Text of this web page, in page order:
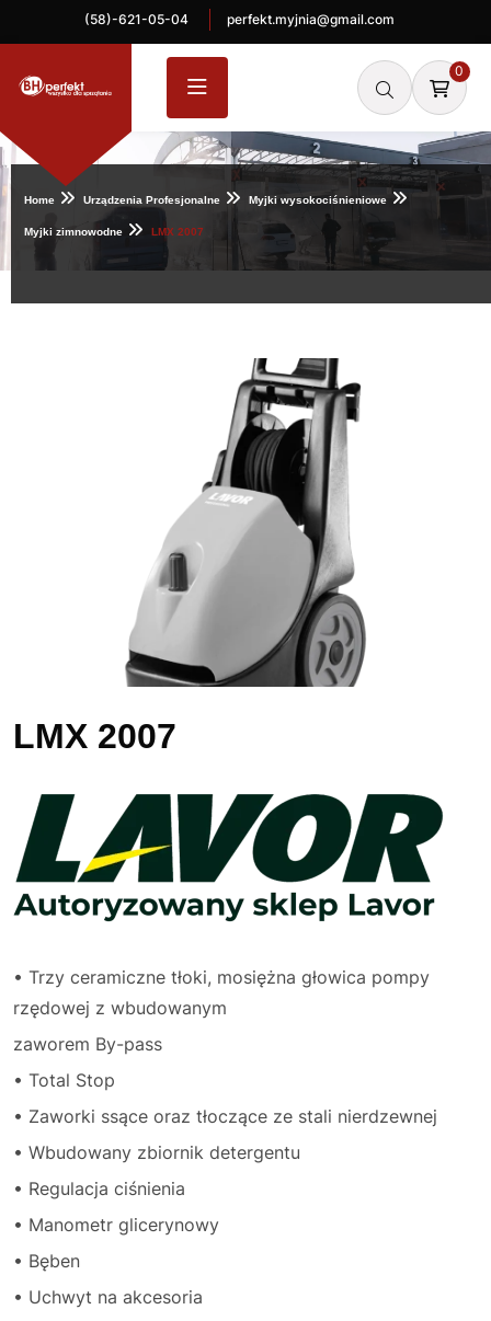
(58)-621-05-04 perfekt.myjnia@gmail.com
0
Home Urządzenia Profesjonalne Myjki wysokociśnieniowe
Myjki zimnowodne LMX 2007
LMX 2007
• Trzy ceramiczne tłoki, mosiężna głowica pompy
rzędowej z wbudowanym
zaworem By-pass
• Total Stop
• Zaworki ssące oraz tłoczące ze stali nierdzewnej
• Wbudowany zbiornik detergentu
• Regulacja ciśnienia
• Manometr glicerynowy
• Bęben
• Uchwyt na akcesoria